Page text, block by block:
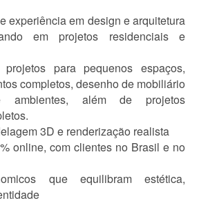
experiência em design e arquitetura
em projetos residenciais e
para pequenos espaços,
completos, desenho de mobiliário
ambientes, além de projetos
3D e renderização realista
online, com clientes no Brasil e no
que equilibram estética,